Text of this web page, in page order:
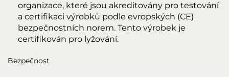
organizace, které jsou akreditovány pro testování
a certifikaci výrobků podle evropských (CE)
bezpečnostních norem. Tento výrobek je
certifikován pro lyžování.
Bezpečnost